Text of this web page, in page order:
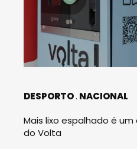
DESPORTO NACIONAL
Mais lixo espalhado é
do Volta